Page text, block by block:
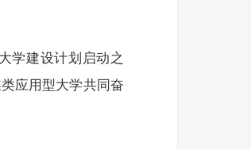
学建设计划启动之
应用型大学共同奋